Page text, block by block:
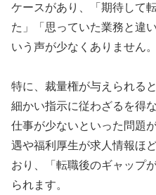
ケースがあり、「期待して
た」「思っていた業務と違
いう声が少なくありません。
特に、裁量権が与えられる
細かい指示に従わざるを得
仕事が少ないといった問題
遇や福利厚生が求人情報ほ
おり、「転職後のギャップ
られます。